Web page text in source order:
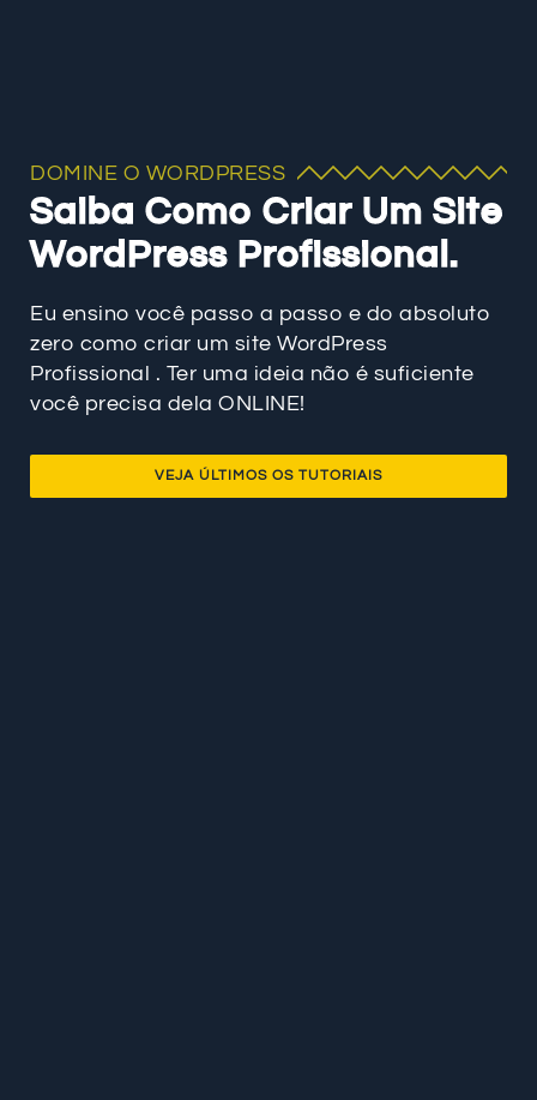
DOMINE O WORDPRESS
Saiba Como Criar Um Site
WordPress Profissional.
Eu ensino você passo a passo e do absoluto
zero como criar um site WordPress
Profissional . Ter uma ideia não é suficiente
você precisa dela ONLINE!
VEJA ÚLTIMOS OS TUTORIAIS